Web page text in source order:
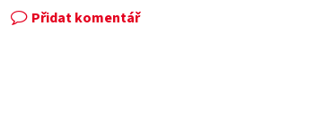
Přidat komentář